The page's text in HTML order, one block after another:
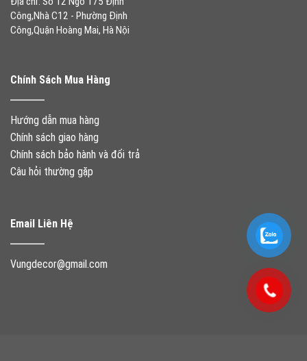
Công,Nhà C12 - Phường Định
Công,Quận Hoàng Mai, Hà Nội
Chính Sách Mua Hàng
Hướng dẫn mua hàng
Chính sách giao hàng
Chính sách bảo hành và đổi trả
Câu hỏi thường gặp
Email Liên Hệ
Vungdecor@gmail.com